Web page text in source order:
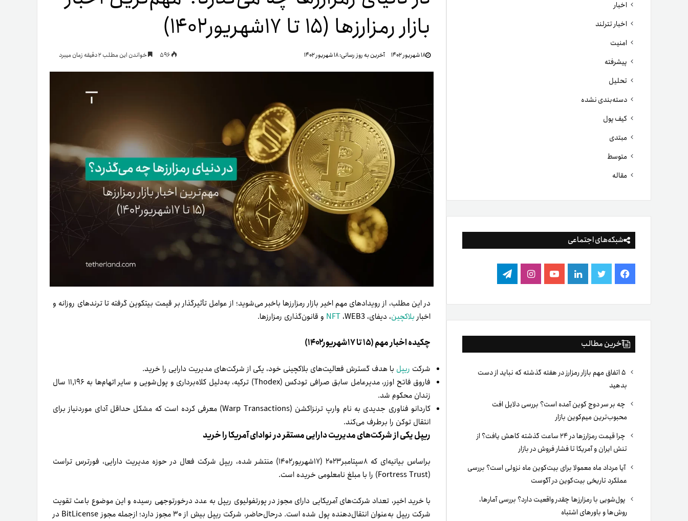
تنظیمات
اخبار
اخبار تترلند
امنیت
پیشرفته
تحلیل
دسته‌بندی نشده
کیف پول
مبتدی
متوسط
مقاله
شبکه‌های اجتماعی
فیس
بوک
توییتر لینکدینیوتیوباینستاگرام
تلگرام
آخرین مطالب
۵ اتفاق مهم بازار رمزارز در هفته گذشته که نباید از دست
بدهید
چه بر سر دوج کوین آمده است؟ بررسی دلایل افت
محبوب‌ترین میم‌کوین بازار
چرا قیمت رمزارزها در ۲۴ ساعت گذشته کاهش یافت؟ از
تنش ایران و آمریکا تا فشار فروش در بازار
آیا مرداد ماه معمولا برای بیت‌کوین ماه نزولی است؟ بررسی
عملکرد تاریخی بیت‌کوین در آگوست
پول‌شویی با رمزارزها چقدر واقعیت دارد؟ بررسی آمارها،
روش‌ها و باورهای اشتباه
بازار رمزارزها (۱۵ تا ۱۷شهریور۱۴۰۲)
۱۸ شهریور ۱۴۰۲ آخرین به روز رسانی:۱۸ شهریور ۱۴۰۲ خواندن این مطلب 2 دقیقه زمان میبرد
در این مطلب، از رویدادهای مهم اخیر بازار رمزارزها باخبر می‌شوید؛ از عوامل تأثیرگذار بر قیمت بیتکوین گرفته تا ترندهای روزانه و
اخباربلاکچین، دیفای، NFT ،WEB3 و قانون‌گذاری رمزارزها.
چکیده اخبار مهم (۱۵ تا ۱۷شهریور۱۴۰۲)
شرکت ریپل با هدف گسترش فعالیت‌های بلاکچینی خود، یکی از شرکت‌های مدیریت دارایی را خرید.
فاروق فاتح اوزر، مدیرعامل سابق صرافی تودکس (Thodex) ترکیه، به‌دلیل کلاه‌برداری و پول‌شویی و سایر اتهام‌ها به ۱۱,۱۹۶ سال
زندان محکوم شد.
کاردانو فناوری جدیدی به نام ‌وارپ ترنزاکشن (Warp Transactions) معرفی کرده است که مشکل حداقل آدای موردنیاز برای
انتقال توکن را برطرف می‌کند.
ریپل یکی از شرکت‌های مدیریت دارایی مستقر در نوادای آمریکا را خرید
بر‌اساس بیانیه‌ای که ۸سپتامبر۲۰۲۳ (۱۷شهریور۱۴۰۲) منتشر شده، ریپل شرکت فعال در حوزه مدیریت دارایی، فورترس تراست
(Fortress Trust) را با مبلغ نامعلومی خریده است.
با خرید اخیر، تعداد شرکت‌های آمریکایی دارای مجوز در پورتفولیوی ریپل به عدد درخورتوجهی رسیده و این موضوع باعث تقویت
شرکت ریپل به‌عنوان انتقال‌دهنده پول شده است. در‌حال‌حاضر، شرکت ریپل بیش از ۳۰ مجوز دارد؛ از‌جمله مجوز BitLicense در